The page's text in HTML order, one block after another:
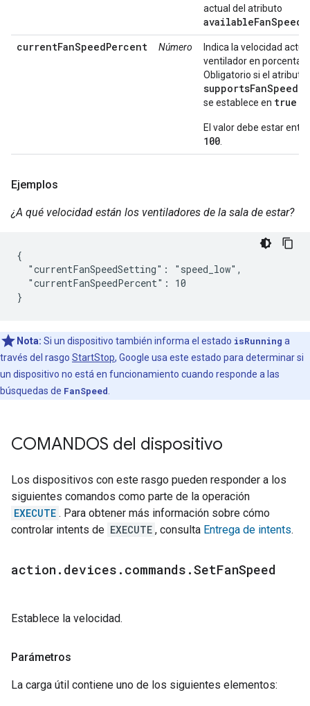
actual del atributo
availableFanSpeeds
currentFanSpeedPercent Número
Indica la velocidad
ventilador en
Obligatorio si el atributo
se establece en true
El valor debe estar
100
Ejemplos
¿A qué velocidad están los ventiladores de la sala de estar?
{
  "currentFanSpeedSetting": "speed_low",
  "currentFanSpeedPercent": 10
}
Nota: Si un dispositivo también informa el estado isRunning a
través del rasgo StartStop, Google usa este estado para determinar si
un dispositivo no está en funcionamiento cuando responde a las
búsquedas de FanSpeed
COMANDOS del dispositivo
Los dispositivos con este rasgo pueden responder a los
siguientes comandos como parte de la operación
EXECUTE . Para obtener más información sobre cómo
controlar intents de EXECUTE , consulta Entrega de intents.
action . devices . commands .SetFanSpeed
Establece la velocidad.
Parámetros
La carga útil contiene uno de los siguientes elementos: